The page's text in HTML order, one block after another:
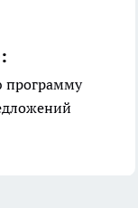
программу